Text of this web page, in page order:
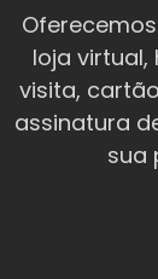
loja
visita,
assinatura
sua